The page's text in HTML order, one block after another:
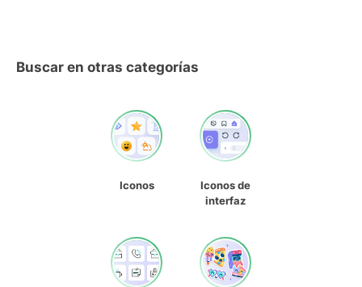
Buscar en otras categorías
Iconos
Iconos de
interfaz